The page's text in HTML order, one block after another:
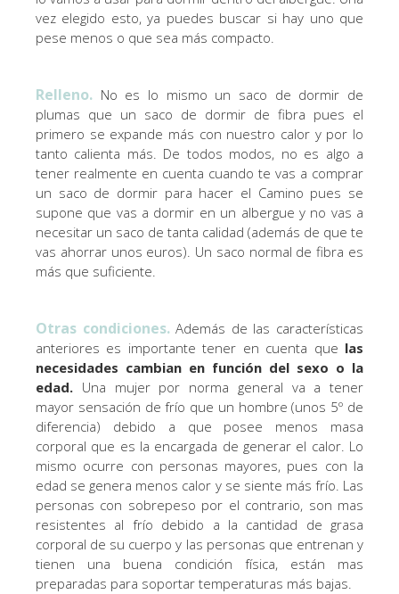
vez elegido esto, ya puedes buscar si hay uno que
pese menos o que sea más compacto.
Relleno. No es lo mismo un saco de dormir de
plumas que un saco de dormir de fibra pues el
primero se expande más con nuestro calor y por lo
tanto calienta más. De todos modos, no es algo a
tener realmente en cuenta cuando te vas a comprar
un saco de dormir para hacer el Camino pues se
supone que vas a dormir en un albergue y no vas a
necesitar un saco de tanta calidad (además de que te
vas ahorrar unos euros). Un saco normal de fibra es
más que suficiente.
Otras condiciones. Además de las características
anteriores es importante tener en cuenta que las
necesidades cambian en función del sexo o la
edad. Una mujer por norma general va a tener
mayor sensación de frío que un hombre (unos 5º de
diferencia) debido a que posee menos masa
corporal que es la encargada de generar el calor. Lo
mismo ocurre con personas mayores, pues con la
edad se genera menos calor y se siente más frío. Las
personas con sobrepeso por el contrario, son mas
resistentes al frío debido a la cantidad de grasa
corporal de su cuerpo y las personas que entrenan y
tienen una buena condición física, están mas
preparadas para soportar temperaturas más bajas.